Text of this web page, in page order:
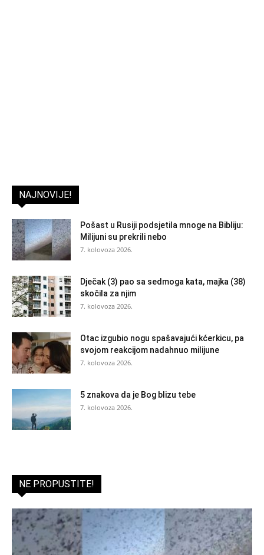
NAJNOVIJE!
Pošast u Rusiji podsjetila mnoge na Bibliju:
Milijuni su prekrili nebo
7. kolovoza 2026.
Dječak (3) pao sa sedmoga kata, majka (38)
skočila za njim
7. kolovoza 2026.
Otac izgubio nogu spašavajući kćerkicu, pa
svojom reakcijom nadahnuo milijune
7. kolovoza 2026.
5 znakova da je Bog blizu tebe
7. kolovoza 2026.
NE PROPUSTITE!